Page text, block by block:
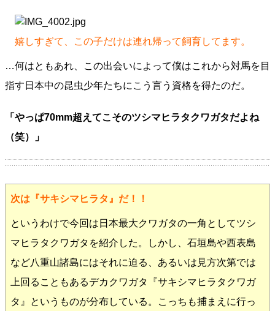
嬉しすぎて、この子だけは連れ帰って飼育してます。
…何はともあれ、この出会いによって僕はこれから対馬を目
指す日本中の昆虫少年たちにこう言う資格を得たのだ。
「やっぱ70mm超えてこそのツシマヒラタクワガタだよね
（笑）」
次は『サキシマヒラタ』だ！！
というわけで今回は日本最大クワガタの一角としてツシ
マヒラタクワガタを紹介した。しかし、石垣島や西表島
など八重山諸島にはそれに迫る、あるいは見方次第では
上回ることもあるデカクワガタ『サキシマヒラタクワガ
タ』というものが分布している。こっちも捕まえに行っ